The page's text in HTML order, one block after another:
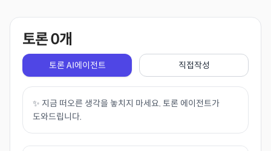
토론0개
토론 AI에이전트 직접작성
✨ 지금 떠오른 생각을 놓치지 마세요. 토론 에이전트가
도와드립니다.